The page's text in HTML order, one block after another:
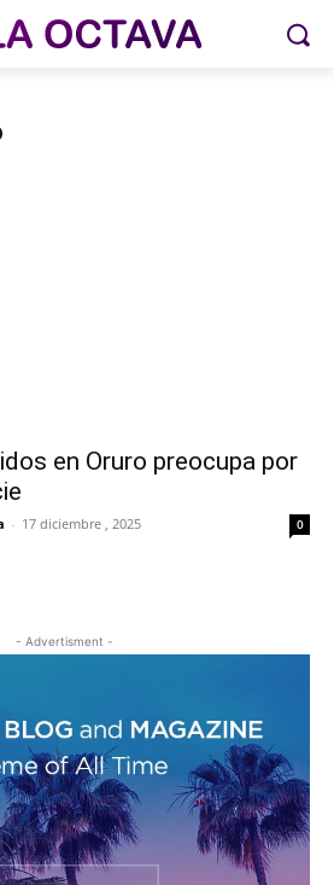
en Oruro preocupa por
- 17 diciembre , 2025 0
- Advertisment -